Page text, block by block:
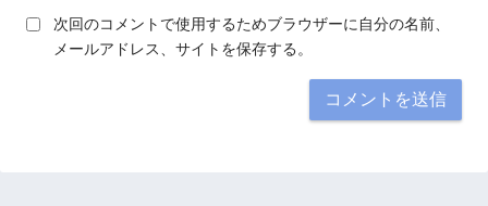
次回のコメントで使用するためブラウザーに自分の名前、
メールアドレス、サイトを保存する。